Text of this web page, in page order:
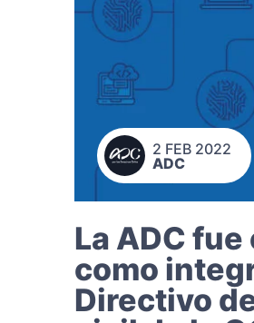
2 FEB 2022
ADC
La ADC
como
Directivo